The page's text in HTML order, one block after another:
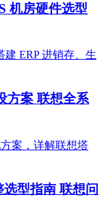
机房硬件选型
ERP 进销存、生
方案 联想全系
案，详解联想塔
型指南 联想问